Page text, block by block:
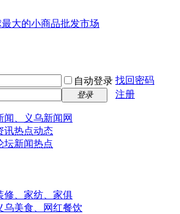
大的小商品批发市场
自动登录 找回密码
登录 注册
闻、义乌新闻网
讯热点动态
坛新闻热点
修、家纺、家俱
乌美食、网红餐饮